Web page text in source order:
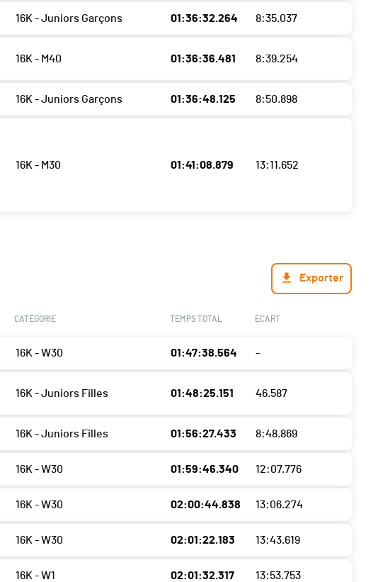
16K - Juniors Garçons 01:36:32.264 8:35.037
16K - M40 01:36:36.481 8:39.254
16K - Juniors Garçons 01:36:48.125 8:50.898
16K - M30 01:41:08.879 13:11.652
Exporter
CATÉGORIE TEMPS TOTAL ECART
16K - W30 01:47:38.564 -
16K - Juniors Filles 01:48:25.151 46.587
16K - Juniors Filles 01:56:27.433 8:48.869
16K - W30 01:59:46.340 12:07.776
16K - W30 02:00:44.838 13:06.274
16K - W30 02:01:22.183 13:43.619
16K - W1 02:01:32.317 13:53.753